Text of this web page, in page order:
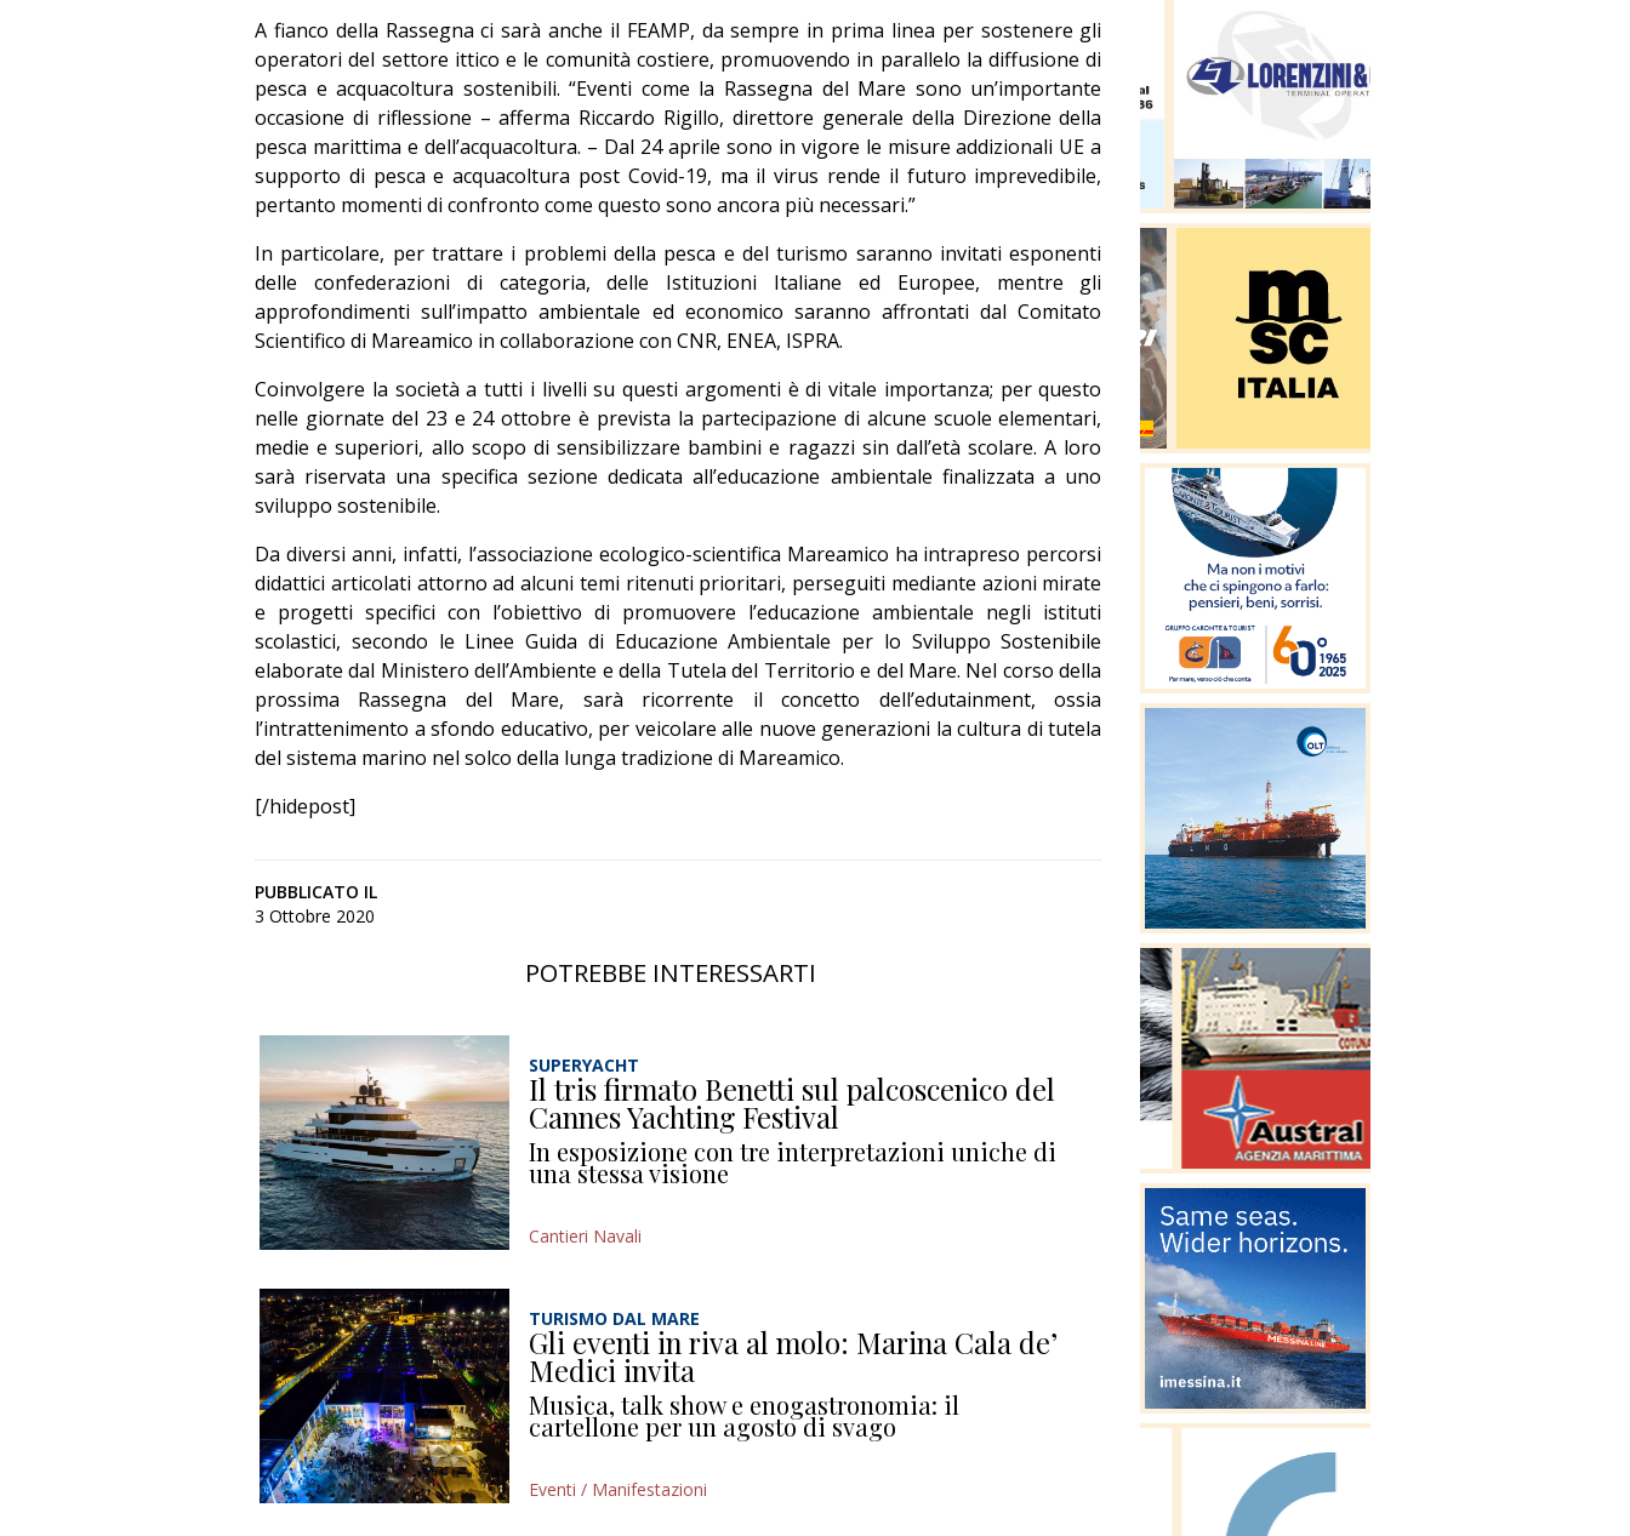
A fianco della Rassegna ci sarà anche il FEAMP, da sempre in prima linea per sostenere gli
operatori del settore ittico e le comunità costiere, promuovendo in parallelo la diffusione di
pesca e acquacoltura sostenibili. “Eventi come la Rassegna del Mare sono un’importante
occasione di riflessione – afferma Riccardo Rigillo, direttore generale della Direzione della
pesca marittima e dell’acquacoltura. – Dal 24 aprile sono in vigore le misure addizionali UE a
supporto di pesca e acquacoltura post Covid-19, ma il virus rende il futuro imprevedibile,
pertanto momenti di confronto come questo sono ancora più necessari.”
In particolare, per trattare i problemi della pesca e del turismo saranno invitati esponenti
delle confederazioni di categoria, delle Istituzioni Italiane ed Europee, mentre gli
approfondimenti sull’impatto ambientale ed economico saranno affrontati dal Comitato
Scientifico di Mareamico in collaborazione con CNR, ENEA, ISPRA.
Coinvolgere la società a tutti i livelli su questi argomenti è di vitale importanza; per questo
nelle giornate del 23 e 24 ottobre è prevista la partecipazione di alcune scuole elementari,
medie e superiori, allo scopo di sensibilizzare bambini e ragazzi sin dall’età scolare. A loro
sarà riservata una specifica sezione dedicata all’educazione ambientale finalizzata a uno
sviluppo sostenibile.
Da diversi anni, infatti, l’associazione ecologico-scientifica Mareamico ha intrapreso percorsi
didattici articolati attorno ad alcuni temi ritenuti prioritari, perseguiti mediante azioni mirate
e progetti specifici con l’obiettivo di promuovere l’educazione ambientale negli istituti
scolastici, secondo le Linee Guida di Educazione Ambientale per lo Sviluppo Sostenibile
elaborate dal Ministero dell’Ambiente e della Tutela del Territorio e del Mare. Nel corso della
prossima Rassegna del Mare, sarà ricorrente il concetto dell’edutainment, ossia
l’intrattenimento a sfondo educativo, per veicolare alle nuove generazioni la cultura di tutela
del sistema marino nel solco della lunga tradizione di Mareamico.
[/hidepost]
PUBBLICATO IL
3 Ottobre 2020
POTREBBE INTERESSARTI
SUPERYACHT
Il tris firmato Benetti sul palcoscenico del
Cannes Yachting Festival
In esposizione con tre interpretazioni uniche di
una stessa visione
Cantieri Navali
TURISMO DAL MARE
Gli eventi in riva al molo: Marina Cala de’
Medici invita
Musica, talk show e enogastronomia: il
cartellone per un agosto di svago
Eventi / Manifestazioni